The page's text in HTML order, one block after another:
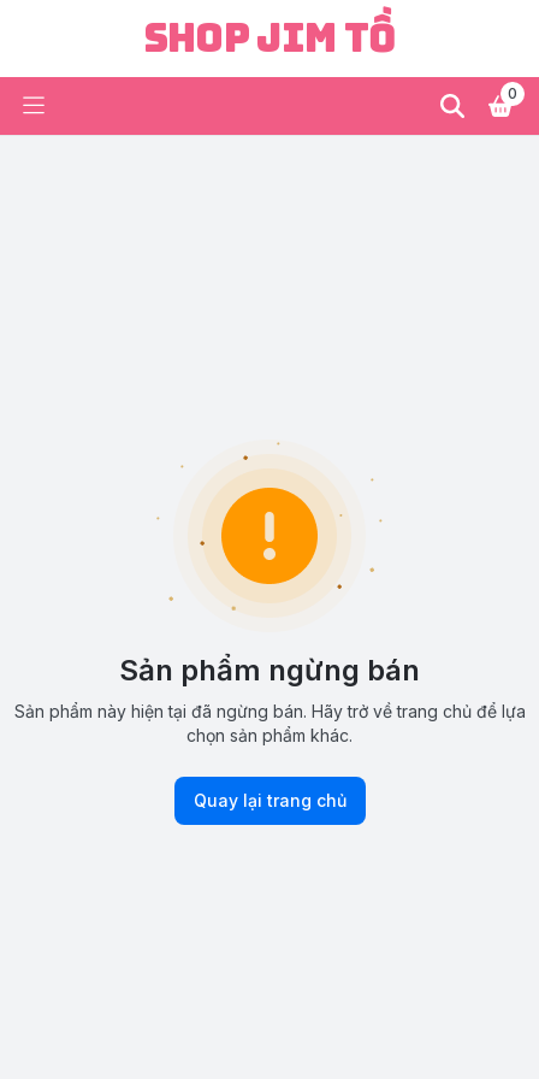
Shop Jim Tồ
0
Sản phẩm ngừng bán
Sản phẩm này hiện tại đã ngừng bán. Hãy trở về trang chủ để lựa
chọn sản phẩm khác.
Quay lại trang chủ